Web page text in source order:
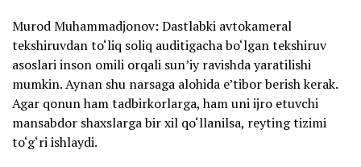
Murod Muhammadjonov: Dastlabki avtokameral
tekshiruvdan to‘liq soliq auditigacha bo‘lgan tekshiruv
asoslari inson omili orqali sun’iy ravishda yaratilishi
mumkin. Aynan shu narsaga alohida e’tibor berish kerak.
Agar qonun ham tadbirkorlarga, ham uni ijro etuvchi
mansabdor shaxslarga bir xil qo‘llanilsa, reyting tizimi
to‘g‘ri ishlaydi.